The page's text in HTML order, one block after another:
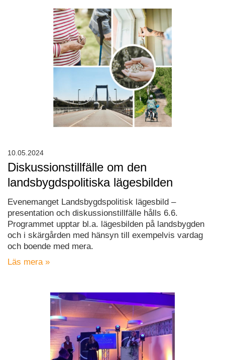
Diskussionstillfälle om den
landsbygdspolitiska lägesbilden
Evenemanget Landsbygdspolitisk lägesbild –
presentation och diskussionstillfälle hålls 6.6.
Programmet upptar bl.a. lägesbilden på landsbygden
och i skärgården med hänsyn till exempelvis vardag
och boende med mera.
Läs mera »
10.05.2024